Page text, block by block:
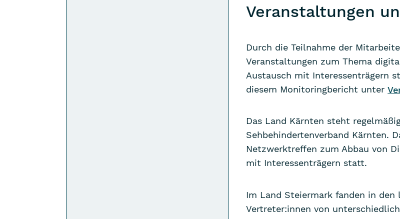
Veranstaltungen
Durch die Teilnahme der
Veranstaltungen zum Thema
Austausch mit Interessenträgern
diesem Monitoringbericht unter
Das Land Kärnten steht
Sehbehindertenverband Kärnten.
Netzwerktreffen zum Abbau von
mit Interessenträgern statt.
Im Land Steiermark fanden in
Vertreter:innen von